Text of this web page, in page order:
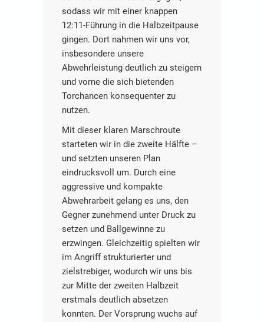
sodass wir mit einer knappen
12:11-Führung in die Halbzeitpause
gingen. Dort nahmen wir uns vor,
insbesondere unsere
Abwehrleistung deutlich zu steigern
und vorne die sich bietenden
Torchancen konsequenter zu
nutzen.
Mit dieser klaren Marschroute
starteten wir in die zweite Hälfte –
und setzten unseren Plan
eindrucksvoll um. Durch eine
aggressive und kompakte
Abwehrarbeit gelang es uns, den
Gegner zunehmend unter Druck zu
setzen und Ballgewinne zu
erzwingen. Gleichzeitig spielten wir
im Angriff strukturierter und
zielstrebiger, wodurch wir uns bis
zur Mitte der zweiten Halbzeit
erstmals deutlich absetzen
konnten. Der Vorsprung wuchs auf